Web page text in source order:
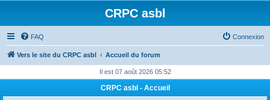
CRPC asbl
FAQ Connexion
Vers le site du CRPC asbl Accueil du forum
Il est 07 août 2026 05:52
CRPC asbl - Accueil